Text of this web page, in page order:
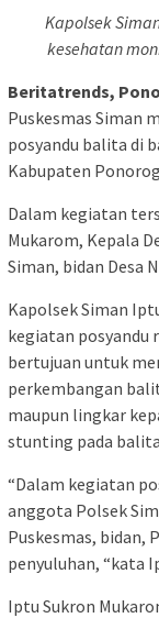
Kapolsek
kesehatan
Beritatrends,
Puskesmas Siman
posyandu balita di
Kabupaten
Dalam kegiatan
Mukarom, Kepala
Siman, bidan Desa
Kapolsek Siman
kegiatan posyandu
bertujuan untuk
perkembangan
maupun lingkar
stunting pada
“Dalam kegiatan
anggota Polsek
Puskesmas, bidan,
penyuluhan, “kata
Iptu Sukron